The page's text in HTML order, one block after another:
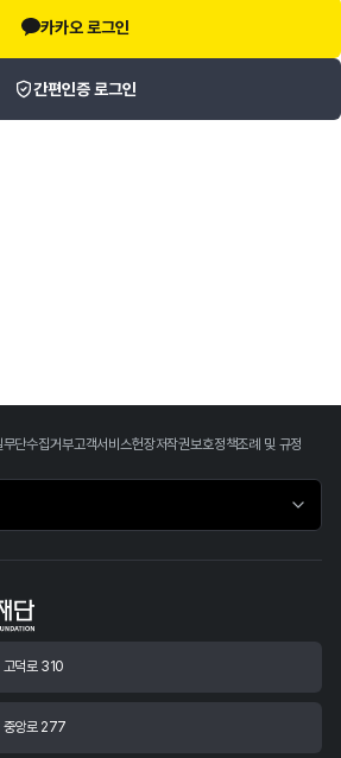
카카오 로그인
간편인증 로그인
무단수집거부고객서비스헌장저작권보호정책조례 및 규정
덕로 310
앙로 277